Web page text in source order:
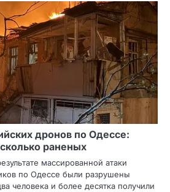
дронов по Одессе:
раненых
массированной атаки
по Одессе были разрушены
человека и более десятка получили